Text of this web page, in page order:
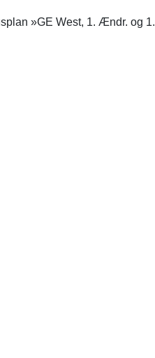
»GE West, 1. Ændr. og 1.